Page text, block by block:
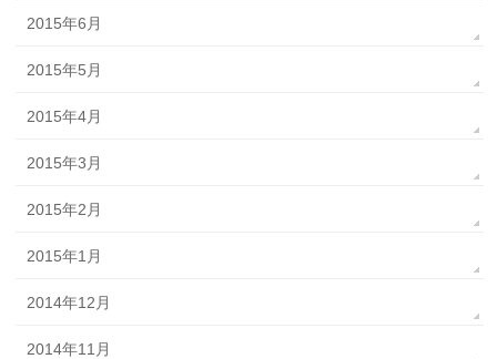
2015年6月
2015年5月
2015年4月
2015年3月
2015年2月
2015年1月
2014年12月
2014年11月